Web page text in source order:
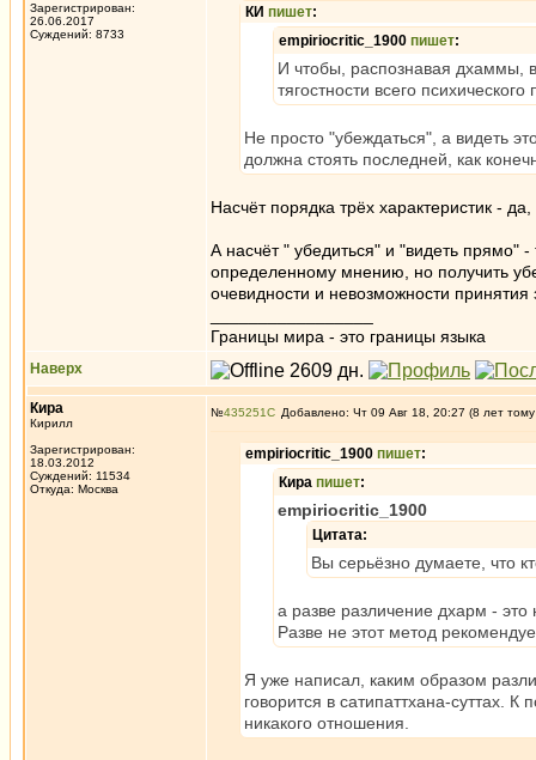
Зарегистрирован:
26.06.2017
Суждений: 8733
КИ пишет:
empiriocritic_1900 пишет:
И чтобы, распознавая дхаммы,
тягостности всего психического
Не просто "убеждаться", а видеть
должна стоять последней, как
Насчёт порядка трёх характеристик -
А насчёт " убедиться" и "видеть прямо"
определенному мнению, но получить
очевидности и невозможности принятия
Границы мира - это границы языка
Наверх
Кира
Кирилл
Зарегистрирован:
18.03.2012
Суждений: 11534
Откуда: Москва
№435251 Добавлено: Чт 09 Авг 18, 20:27 (8 лет
empiriocritic_1900 пишет:
Кира пишет:
empiriocritic_1900
Цитата:
Вы серьёзно думаете, что
а разве различение дхарм -
Разве не этот метод
Я уже написал, каким образом
говорится в сатипаттхана-суттах.
никакого отношения.